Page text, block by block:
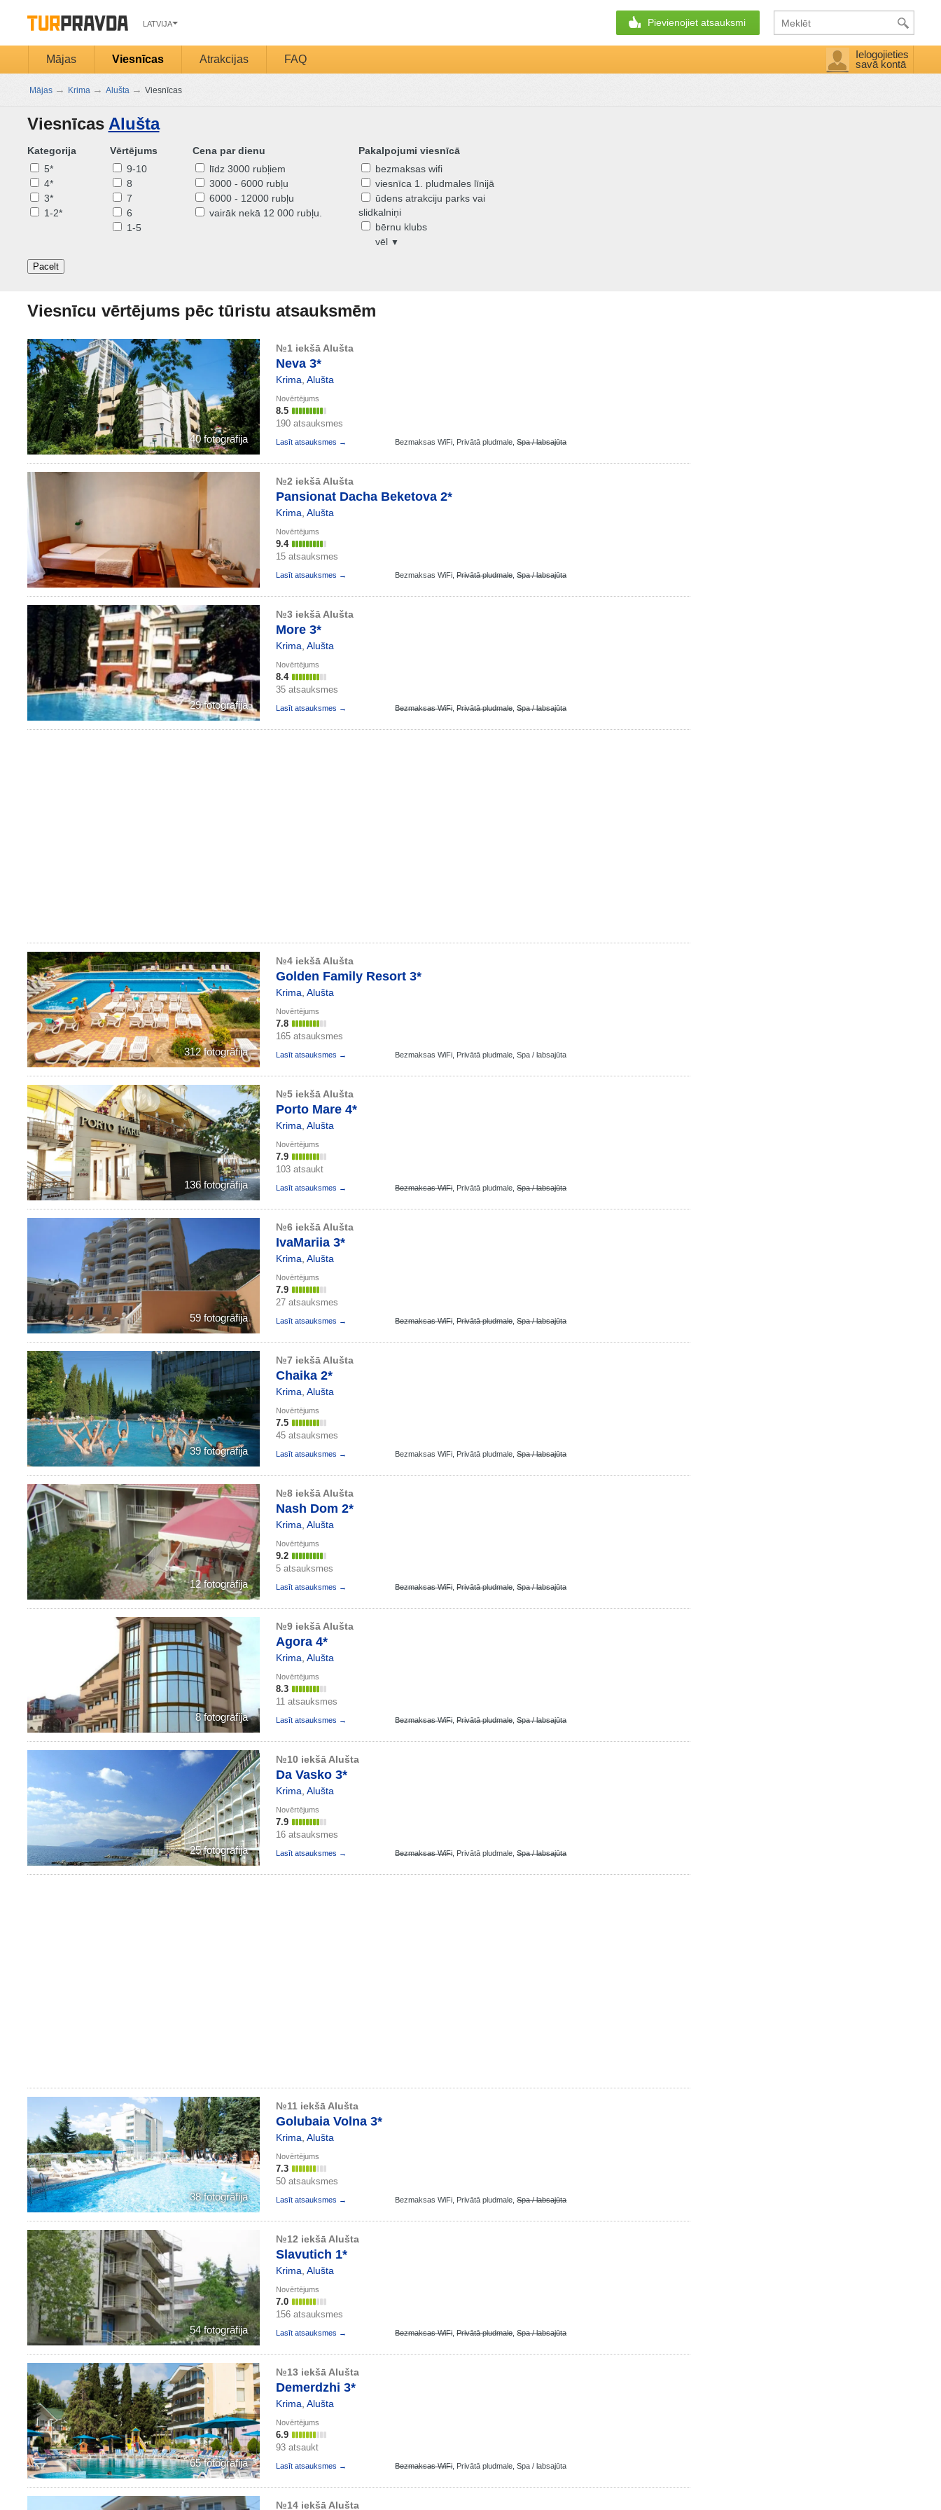
LATVIJA Pievienojiet atsauksmi
Mājas Viesnīcas Atrakcijas FAQ
Ielogojieties
savā kontā
Mājas → Krima → Alušta → Viesnīcas
Viesnīcas Alušta
Kategorija
5*
4*
3*
1-2*
Vērtējums
9-10
8
7
6
1-5
Cena par dienu
līdz 3000 rubļiem
3000 - 6000 rubļu
6000 - 12000 rubļu
vairāk nekā 12 000 rubļu.
Pakalpojumi viesnīcā
bezmaksas wifi
viesnīca 1. pludmales līnijā
ūdens atrakciju parks vai
slidkalniņi
bērnu klubs
vēl ▼
Pacelt
Viesnīcu vērtējums pēc tūristu atsauksmēm
40 fotogrāfija
№1 iekšā Alušta
Neva 3*
Krima Alušta
Novērtējums
8.5
190 atsauksmes
Lasīt atsauksmes → Bezmaksas WiFi, Privātā pludmale, Spa / labsajūta
№2 iekšā Alušta
Pansionat Dacha Beketova 2*
Krima Alušta
Novērtējums
9.4
15 atsauksmes
Lasīt atsauksmes → Bezmaksas WiFi, Privātā pludmale, Spa / labsajūta
29 fotogrāfija
№3 iekšā Alušta
More 3*
Krima Alušta
Novērtējums
8.4
35 atsauksmes
Lasīt atsauksmes → Bezmaksas WiFi, Privātā pludmale, Spa / labsajūta
312 fotogrāfija
№4 iekšā Alušta
Golden Family Resort 3*
Krima Alušta
Novērtējums
7.8
165 atsauksmes
Lasīt atsauksmes → Bezmaksas WiFi, Privātā pludmale, Spa / labsajūta
136 fotogrāfija
№5 iekšā Alušta
Porto Mare 4*
Krima Alušta
Novērtējums
7.9
103 atsaukt
Lasīt atsauksmes → Bezmaksas WiFi, Privātā pludmale, Spa / labsajūta
59 fotogrāfija
№6 iekšā Alušta
IvaMariia 3*
Krima Alušta
Novērtējums
7.9
27 atsauksmes
Lasīt atsauksmes → Bezmaksas WiFi, Privātā pludmale, Spa / labsajūta
39 fotogrāfija
№7 iekšā Alušta
Chaika 2*
Krima Alušta
Novērtējums
7.5
45 atsauksmes
Lasīt atsauksmes → Bezmaksas WiFi, Privātā pludmale, Spa / labsajūta
12 fotogrāfija
№8 iekšā Alušta
Nash Dom 2*
Krima Alušta
Novērtējums
9.2
5 atsauksmes
Lasīt atsauksmes → Bezmaksas WiFi, Privātā pludmale, Spa / labsajūta
8 fotogrāfija
№9 iekšā Alušta
Agora 4*
Krima Alušta
Novērtējums
8.3
11 atsauksmes
Lasīt atsauksmes → Bezmaksas WiFi, Privātā pludmale, Spa / labsajūta
25 fotogrāfija
№10 iekšā Alušta
Da Vasko 3*
Krima Alušta
Novērtējums
7.9
16 atsauksmes
Lasīt atsauksmes → Bezmaksas WiFi, Privātā pludmale, Spa / labsajūta
38 fotogrāfija
№11 iekšā Alušta
Golubaia Volna 3*
Krima Alušta
Novērtējums
7.3
50 atsauksmes
Lasīt atsauksmes → Bezmaksas WiFi, Privātā pludmale, Spa / labsajūta
54 fotogrāfija
№12 iekšā Alušta
Slavutich 1*
Krima Alušta
Novērtējums
7.0
156 atsauksmes
Lasīt atsauksmes → Bezmaksas WiFi, Privātā pludmale, Spa / labsajūta
65 fotogrāfija
№13 iekšā Alušta
Demerdzhi 3*
Krima Alušta
Novērtējums
6.9
93 atsaukt
Lasīt atsauksmes → Bezmaksas WiFi, Privātā pludmale, Spa / labsajūta
№14 iekšā Alušta